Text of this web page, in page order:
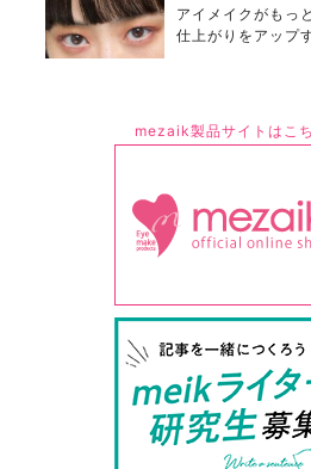
アイメイクがもっ
仕上がりをアップ
mezaik製品サイトはこ